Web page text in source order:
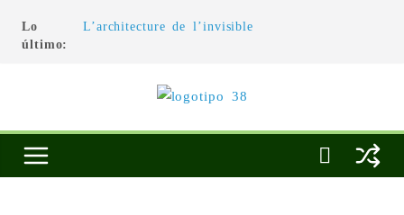
Lo
último:
L’architecture de l’invisible
Utopías de un viajero
conciencia